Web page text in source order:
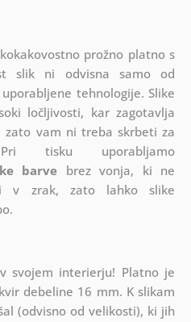
prožno platno s
slik ni odvisna samo od
tehnologije. Slike
ločljivosti, kar zagotavlja
zato vam ni treba skrbeti za
tisku uporabljamo
barve brez vonja, ki ne
v zrak, zato lahko slike
svojem interierju! Platno je
debeline 16 mm. K slikam
(odvisno od velikosti), ki jih